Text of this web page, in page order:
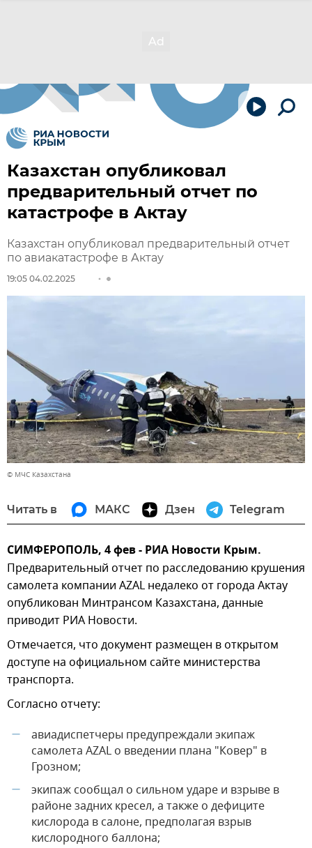
Казахстан опубликовал
предварительный отчет по
катастрофе в Актау
Казахстан опубликовал предварительный отчет
по авиакатастрофе в Актау
19:05 04.02.2025
© МЧС Казахстана
Читать в МАКС Дзен Telegram
СИМФЕРОПОЛЬ, 4 фев - РИА Новости Крым.
Предварительный отчет по расследованию крушения
самолета компании AZAL недалеко от города Актау
опубликован Минтрансом Казахстана, данные
приводит РИА Новости.
Отмечается, что документ размещен в открытом
доступе на официальном сайте министерства
транспорта.
Согласно отчету:
—
авиадиспетчеры предупреждали экипаж
самолета AZAL о введении плана "Ковер" в
Грозном;
—
экипаж сообщал о сильном ударе и взрыве в
районе задних кресел, а также о дефиците
кислорода в салоне, предполагая взрыв
кислородного баллона;